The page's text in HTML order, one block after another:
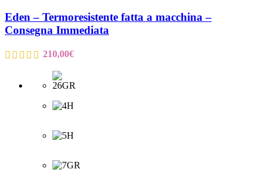
Eden – Termoresistente fatta a macchina –
Consegna Immediata
210,00€